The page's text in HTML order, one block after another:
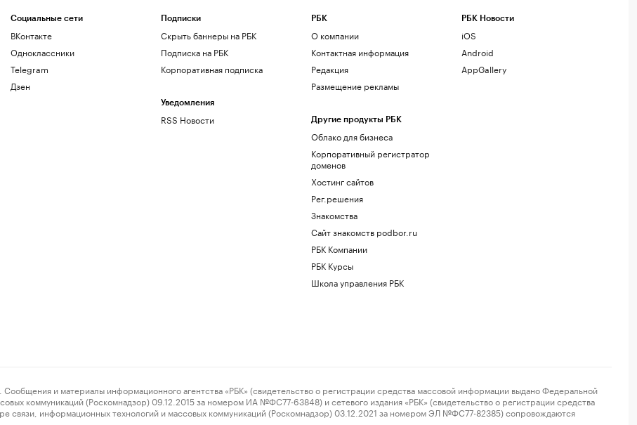
Социальные сети
ВКонтакте
Одноклассники
Telegram
Дзен
Подписки
Скрыть баннеры на РБК
Подписка на РБК
Корпоративная подписка
Уведомления
RSS Новости
РБК
О компании
Контактная информация
Редакция
Размещение рекламы
Другие продукты РБК
Облако для бизнеса
Корпоративный регистратор
доменов
Хостинг сайтов
Рег.решения
Знакомства
Сайт знакомств podbor.ru
РБК Компании
РБК Курсы
Школа управления РБК
РБК Новости
iOS
Android
AppGallery
и материалы информационного агентства «РБК» (свидетельство о регистрации средства массовой информации выдано Федеральной
коммуникаций (Роскомнадзор) 09.12.2015 за номером ИА №ФС77-63848) и сетевого издания «РБК» (свидетельство о регистрации средства
связи, информационных технологий и массовых коммуникаций (Роскомнадзор) 03.12.2021 за номером ЭЛ №ФС77-82385) сопровождаются